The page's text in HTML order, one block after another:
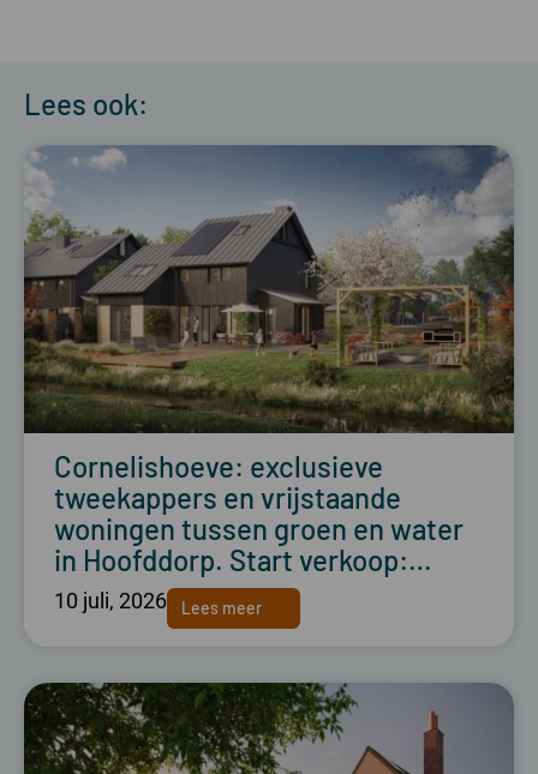
Lees ook:
Cornelishoeve: exclusieve
tweekappers en vrijstaande
woningen tussen groen en water
in Hoofddorp. Start verkoop:…
10 juli, 2026 Lees meer